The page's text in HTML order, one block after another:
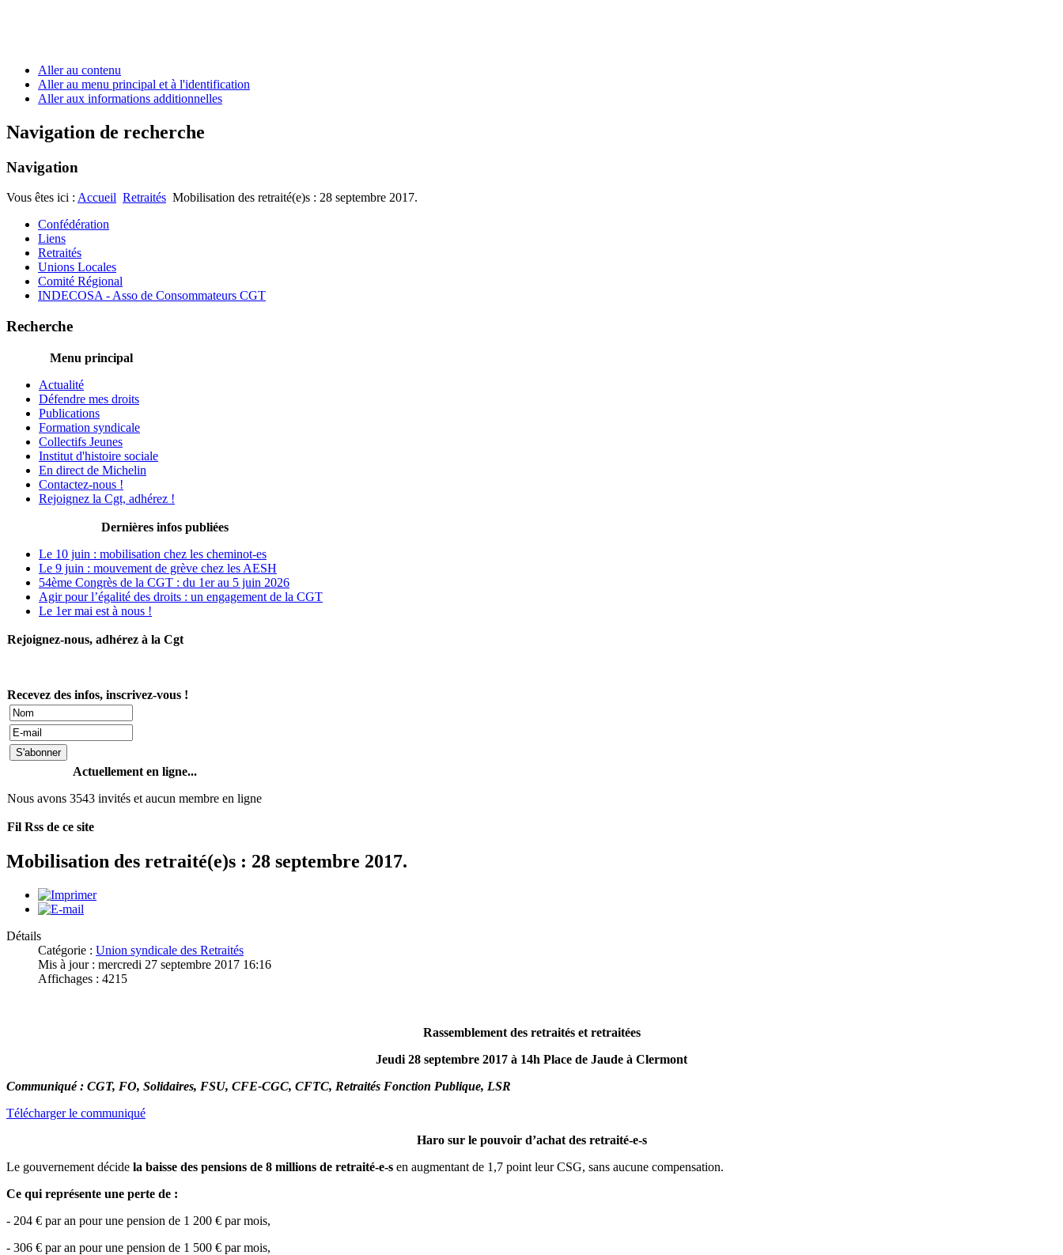
Aller au contenu
Aller au menu principal et à l'identification
Aller aux informations additionnelles
Navigation de recherche
Navigation
Vous êtes ici : Accueil Retraités Mobilisation des retraité(e)s : 28 septembre 2017.
Confédération
Liens
Retraités
Unions Locales
Comité Régional
INDECOSA - Asso de Consommateurs CGT
Recherche
Menu principal
Actualité
Défendre mes droits
Publications
Formation syndicale
Collectifs Jeunes
Institut d'histoire sociale
En direct de Michelin
Contactez-nous !
Rejoignez la Cgt, adhérez !
Dernières infos publiées
Le 10 juin : mobilisation chez les cheminot-es
Le 9 juin : mouvement de grève chez les AESH
54ème Congrès de la CGT : du 1er au 5 juin 2026
Agir pour l’égalité des droits : un engagement de la CGT
Le 1er mai est à nous !
Rejoignez-nous, adhérez à la Cgt
Recevez des infos, inscrivez-vous !
Actuellement en ligne...
Nous avons 3543 invités et aucun membre en ligne
Fil Rss de ce site
Mobilisation des retraité(e)s : 28 septembre 2017.
Détails
Catégorie : Union syndicale des Retraités
Mis à jour : mercredi 27 septembre 2017 16:16
Affichages : 4215
Rassemblement des retraités et retraitées
Jeudi 28 septembre 2017 à 14h Place de Jaude à Clermont
Communiqué : CGT, FO, Solidaires, FSU, CFE-CGC, CFTC, Retraités Fonction Publique, LSR
Télécharger le communiqué
Haro sur le pouvoir d’achat des retraité-e-s
Le gouvernement décide la baisse des pensions de 8 millions de retraité-e-s en augmentant de 1,7 point leur CSG, sans aucune compensation.
Ce qui représente une perte de :
- 204 € par an pour une pension de 1 200 € par mois,
- 306 € par an pour une pension de 1 500 € par mois,